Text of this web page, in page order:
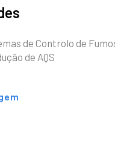
de Controlo de
de AQS